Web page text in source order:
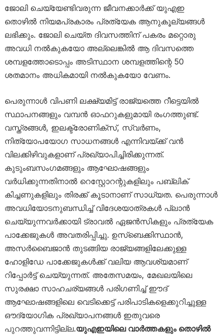
ജോലി ചെയ്യേണ്ടിവരുന്ന ജീവനക്കാർക്ക് യുഎഇ
തൊഴിൽ നിയമപ്രകാരം പ്രത്യേക ആനുകൂല്യങ്ങൾ
ലഭിക്കും. ജോലി ചെയ്ത ദിവസത്തിന് പകരം മറ്റൊരു
അവധി നൽകുകയോ അല്ലെങ്കിൽ ആ ദിവസത്തെ
ശമ്പളത്തോടൊപ്പം അടിസ്ഥാന ശമ്പളത്തിന്റെ 50
ശതമാനം അധികമായി നൽകുകയോ വേണം.
പെരുന്നാൾ വിപണി ലക്ഷ്യമിട്ട് രാജ്യത്തെ റീട്ടെയിൽ
സ്ഥാപനങ്ങളും വമ്പൻ ഓഫറുകളുമായി രംഗത്തുണ്ട്.
വസ്ത്രങ്ങൾ, ഇലക്ട്രോണിക്സ്, സ്വർണം,
നിത്യോപയോഗ സാധനങ്ങൾ എന്നിവയ്ക്ക് വൻ
വിലക്കിഴിവുകളാണ് പ്രഖ്യാപിച്ചിരിക്കുന്നത്.
കുടുംബസംഗമങ്ങളും ആഘോഷങ്ങളും
വർധിക്കുന്നതിനാൽ റെസ്റ്റോറന്റുകളിലും പബ്ലിക്
കിച്ചണുകളിലും തിരക്ക് കൂടാനാണ് സാധ്യത. പെരുന്നാൾ
അവധിയോടനുബന്ധിച്ച് വിദേശയാത്രകൾ പ്ലാൻ
ചെയ്യുന്നവർക്കായി ട്രാവൽ ഏജൻസികളും പ്രത്യേക
പാക്കേജുകൾ അവതരിപ്പിച്ചു. ഉസ്ബെക്കിസ്ഥാൻ,
അസർബൈജാൻ തുടങ്ങിയ രാജ്യങ്ങളിലേക്കുള്ള
ഹോളിഡേ പാക്കേജുകൾക്ക് വലിയ ആവശ്യമാണ്
റിപ്പോർട്ട് ചെയ്യുന്നത്. അതേസമയം, മേഖലയിലെ
സുരക്ഷാ സാഹചര്യങ്ങൾ പരിഗണിച്ച് ഈദ്
ആഘോഷങ്ങളിലെ വെടിക്കെട്ട് പരിപാടികളെക്കുറിച്ചുള്ള
ഔദ്യോഗിക പ്രഖ്യാപനങ്ങൾ ഇതുവരെ
പുറത്തുവന്നിട്ടില്ല.യുഎഇയിലെ വാർത്തകളും തൊഴിൽ